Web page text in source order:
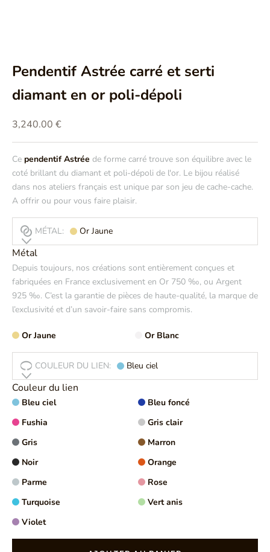
Pendentif Astrée carré et serti
diamant en or poli-dépoli
Prix de vente
3,240.00 €
Ce pendentif Astrée de forme carré trouve son équilibre avec le
coté brillant du diamant et poli-dépoli de l'or. Le bijou réalisé
dans nos ateliers français est unique par son jeu de cache-cache.
A offrir ou pour vous faire plaisir.
MÉTAL: Or Jaune
Métal
Depuis toujours, nos créations sont entièrement conçues et
fabriquées en France exclusivement en Or 750 ‰, ou Argent
925 ‰. C’est la garantie de pièces de haute-qualité, la marque de
l’exclusivité et d’un savoir-faire sans compromis.
Or Jaune Or Blanc
COULEUR DU LIEN: Bleu ciel
Couleur du lien
Bleu ciel
Bleu foncé
Fushia
Gris clair
Gris
Marron
Noir
Orange
Parme
Rose
Turquoise
Vert anis
Violet